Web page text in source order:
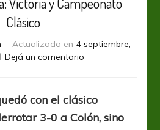
Clásico
Actualizado en 4 septiembre,
Dejá un comentarioen
Victoria
y
Campeonato
con el clásico
3-0 a Colón, sino